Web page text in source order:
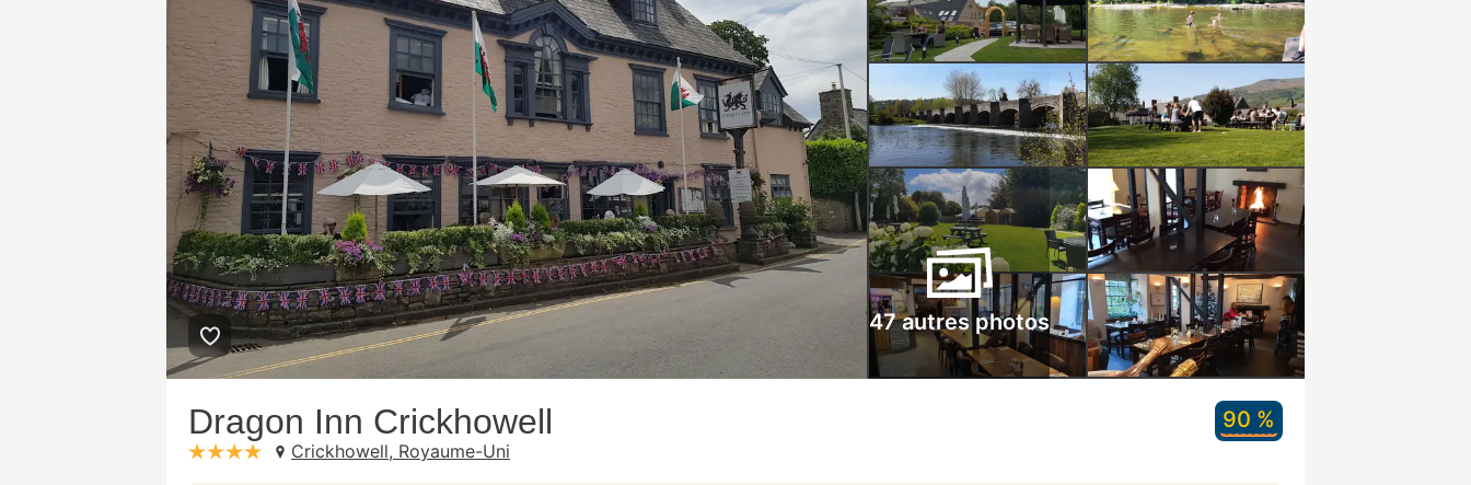
47 autres photos
Dragon Inn Crickhowell
stars: 4Crickhowell, Royaume-Uni
90 %